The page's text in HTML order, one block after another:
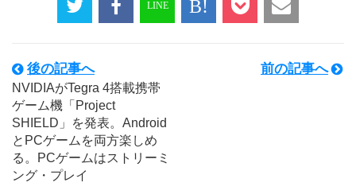
後の記事へ
NVIDIAがTegra 4搭載携帯
ゲーム機「Project
SHIELD」を発表。Android
とPCゲームを両方楽しめ
る。PCゲームはストリーミ
ング・プレイ
前の記事へ